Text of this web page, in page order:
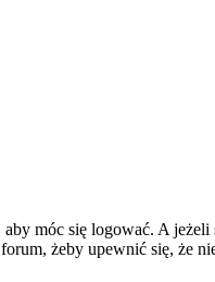
móc się logować. A jeżeli
żeby upewnić się, że